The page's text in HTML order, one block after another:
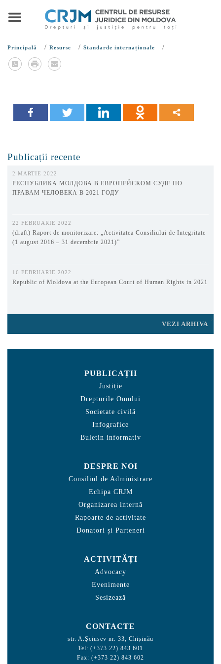
Principală / Resurse / Standarde internaționale /
Publicații recente
2 MARTIE 2022
РЕСПУБЛИКА МОЛДОВА В ЕВРОПЕЙСКОМ СУДЕ ПО
ПРАВАМ ЧЕЛОВЕКА В 2021 ГОДУ
22 FEBRUARIE 2022
(draft) Raport de monitorizare: „Activitatea Consiliului de Integritate
(1 august 2016 – 31 decembrie 2021)”
16 FEBRUARIE 2022
Republic of Moldova at the European Court of Human Rights in 2021
VEZI ARHIVA
PUBLICAȚII
Justiție
Drepturile Omului
Societate civilă
Infografice
Buletin informativ
DESPRE NOI
Consiliul de Administrare
Echipa CRJM
Organizarea internă
Rapoarte de activitate
Donatori și Parteneri
ACTIVITĂȚI
Advocacy
Evenimente
Sesizează
CONTACTE
str. A.Şciusev nr. 33, Chișinău
Tel: (+373 22) 843 601
Fax: (+373 22) 843 602